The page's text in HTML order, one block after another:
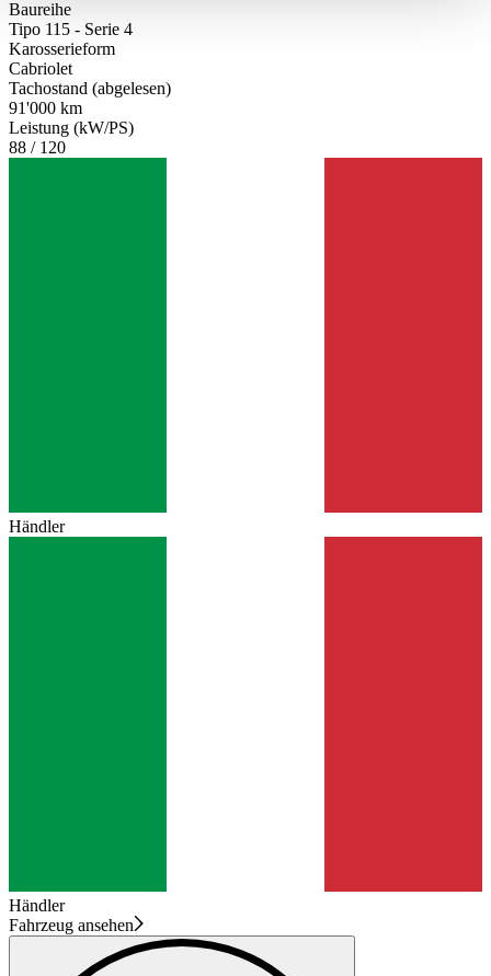
haben oder die sie im Rahmen Ihrer Nutzung der Dienste
gesammelt haben.
Baureihe
Tipo 115 - Serie 4
Karosserieform
Cabriolet
Tachostand (abgelesen)
91'000 km
Leistung (kW/PS)
88 / 120
Händler
Händler
Fahrzeug ansehen